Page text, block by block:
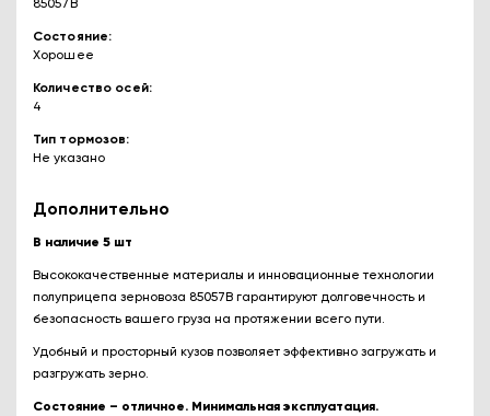
85057В
Состояние
Хорошее
Количество осей
4
Тип тормозов
Не указано
Дополнительно
В наличие 5 шт
Высококачественные материалы и инновационные технологии
полуприцепа зерновоза 85057В гарантируют долговечность и
безопасность вашего груза на протяжении всего пути.
Удобный и просторный кузов позволяет эффективно загружать и
разгружать зерно.
Состояние – отличное. Минимальная эксплуатация.